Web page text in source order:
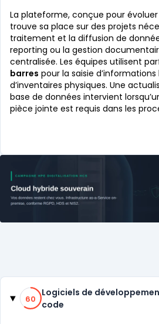
La plateforme, conçue pour
trouve sa place sur des projets
traitement et la diffusion de
reporting ou la gestion
centralisée. Les équipes utilisent
barres pour la saisie
d’inventaires physiques. Une
base de données intervient
pièce jointe est requis dans les
Catégories
60% de compatibilité
60
Logiciels de
code